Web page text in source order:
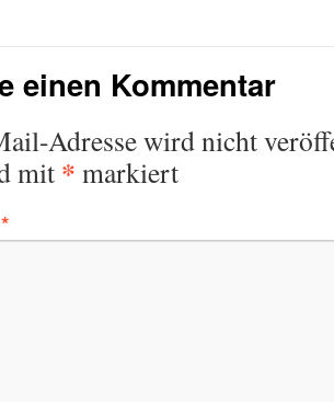
einen Kommentar
Adresse wird nicht
mit * markiert
*